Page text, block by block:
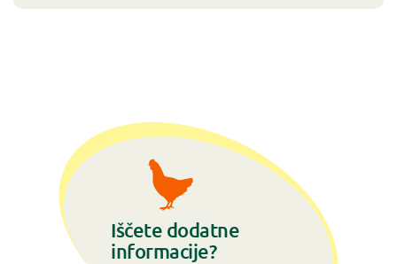
Iščete dodatne
informacije?